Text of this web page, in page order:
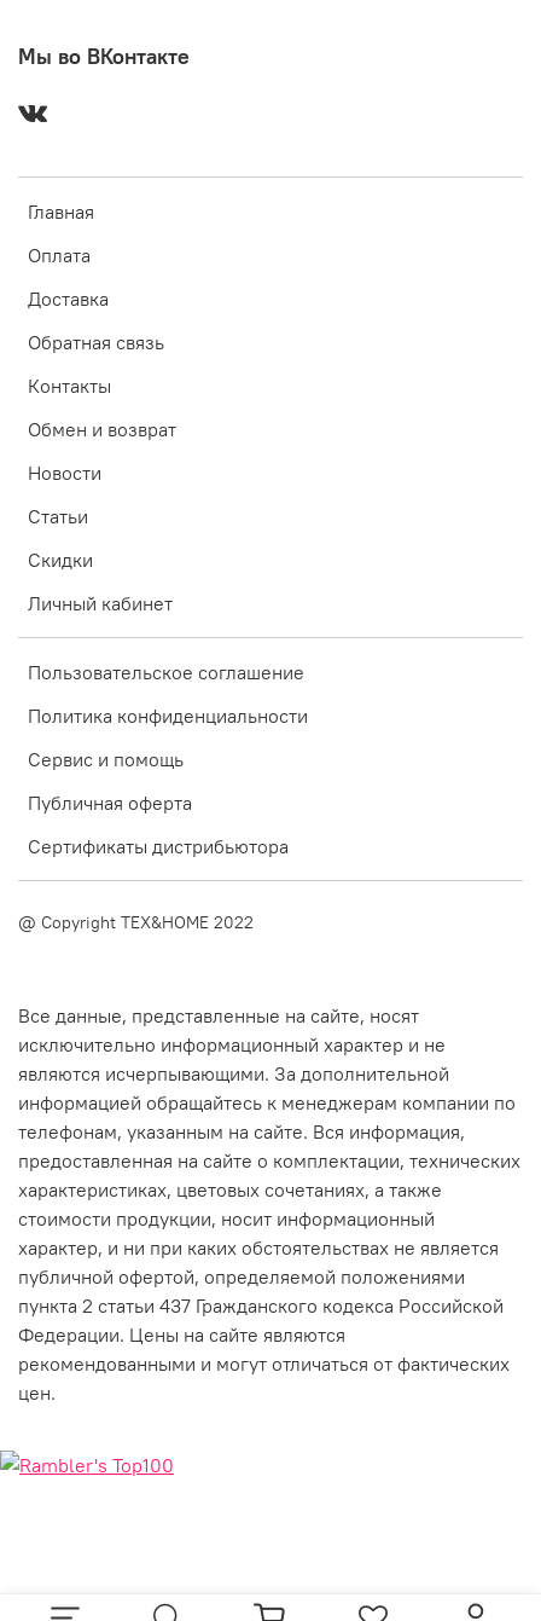
Главная
Оплата
Доставка
Обратная связь
Контакты
Обмен и возврат
Новости
Статьи
Скидки
Личный кабинет
Пользовательское соглашение
Политика конфиденциальности
Сервис и помощь
Публичная оферта
Сертификаты дистрибьютора
Мы во ВКонтакте
@ Copyright TEX&HOME 2022
Все данные, представленные на сайте, носят
исключительно информационный характер и не
являются исчерпывающими. За дополнительной
информацией обращайтесь к менеджерам компании по
телефонам, указанным на сайте. Вся информация,
предоставленная на сайте о комплектации, технических
характеристиках, цветовых сочетаниях, а также
стоимости продукции, носит информационный
характер, и ни при каких обстоятельствах не является
публичной офертой, определяемой положениями
пункта 2 статьи 437 Гражданского кодекса Российской
Федерации. Цены на сайте являются
рекомендованными и могут отличаться от фактических
цен.